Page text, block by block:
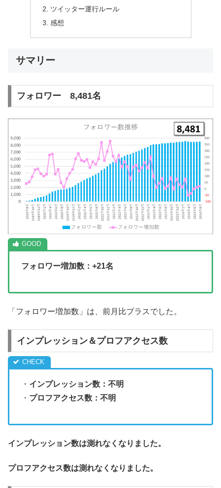
ツイッター運行ルール
感想
サマリー
フォロワー 8,481名
フォロワー増加数：+21名
「フォロワー増加数」は、前月比プラスでした。
インプレッション＆プロフアクセス数
・ インプレッション数：不明
・ プロフアクセス数：不明
インプレッション数は測れなくなりました。
プロフアクセス数は測れなくなりました。